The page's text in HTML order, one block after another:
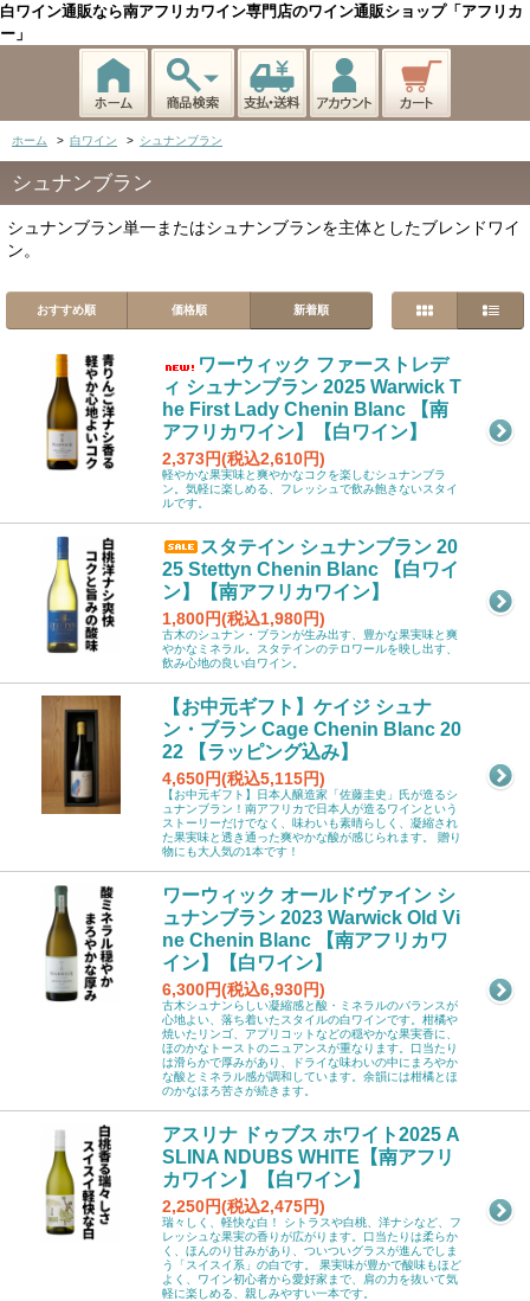
白ワイン通販なら南アフリカワイン専門店のワイン通販ショップ「アフリカ
ー」
ホーム > 白ワイン > シュナンブラン
シュナンブラン
シュナンブラン単一またはシュナンブランを主体としたブレンドワイ
ン。
おすすめ順 価格順 新着順
ワーウィック ファーストレデ
ィ シュナンブラン 2025 Warwick T
he First Lady Chenin Blanc 【南
アフリカワイン】【白ワイン】
2,373円(税込2,610円)
軽やかな果実味と爽やかなコクを楽しむシュナンブラ
ン。気軽に楽しめる、フレッシュで飲み飽きないスタイ
ルです。
スタテイン シュナンブラン 20
25 Stettyn Chenin Blanc 【白ワイ
ン】【南アフリカワイン】
1,800円(税込1,980円)
古木のシュナン・ブランが生み出す、豊かな果実味と爽
やかなミネラル。スタテインのテロワールを映し出す、
飲み心地の良い白ワイン。
【お中元ギフト】ケイジ シュナ
ン・ブラン Cage Chenin Blanc 20
22 【ラッピング込み】
4,650円(税込5,115円)
【お中元ギフト】日本人醸造家「佐藤圭史」氏が造るシ
ュナンブラン！南アフリカで日本人が造るワインという
ストーリーだけでなく、味わいも素晴らしく、凝縮され
た果実味と透き通った爽やかな酸が感じられます。 贈り
物にも大人気の1本です！
ワーウィック オールドヴァイン シ
ュナンブラン 2023 Warwick Old Vi
ne Chenin Blanc 【南アフリカワ
イン】【白ワイン】
6,300円(税込6,930円)
古木シュナンらしい凝縮感と酸・ミネラルのバランスが
心地よい、落ち着いたスタイルの白ワインです。柑橘や
焼いたリンゴ、アプリコットなどの穏やかな果実香に、
ほのかなトーストのニュアンスが重なります。口当たり
は滑らかで厚みがあり、ドライな味わいの中にまろやか
な酸とミネラル感が調和しています。余韻には柑橘とほ
のかなほろ苦さが続きます。
アスリナ ドゥブス ホワイト2025 A
SLINA NDUBS WHITE【南アフリ
カワイン】【白ワイン】
2,250円(税込2,475円)
瑞々しく、軽快な白！ シトラスや白桃、洋ナシなど、フ
レッシュな果実の香りが広がります。口当たりは柔らか
く、ほんのり甘みがあり、ついついグラスが進んでしま
う「スイスイ系」の白です。 果実味が豊かで酸味もほど
よく、ワイン初心者から愛好家まで、肩の力を抜いて気
軽に楽しめる、親しみやすい一本です。